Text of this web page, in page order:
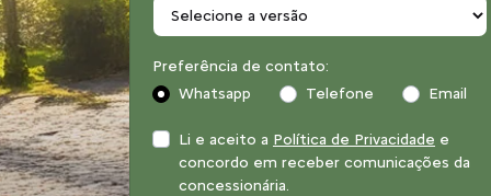
Preferência de contato:
Whatsapp
Telefone Email
Li e aceito a Política de Privacidade e
concordo em receber comunicações da
concessionária.